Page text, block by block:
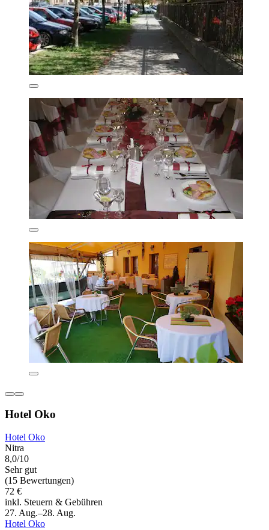
Hotel Oko
Hotel Oko
Nitra
8,0/10
Sehr gut
(15 Bewertungen)
72 €
inkl. Steuern & Gebühren
27. Aug.–28. Aug.
Hotel Oko